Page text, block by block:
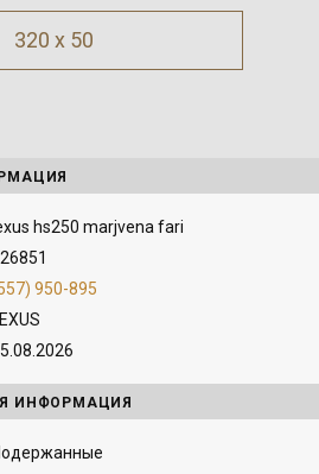
320 x 50
hs250 marjvena fari
950-895
ИНФОРМАЦИЯ